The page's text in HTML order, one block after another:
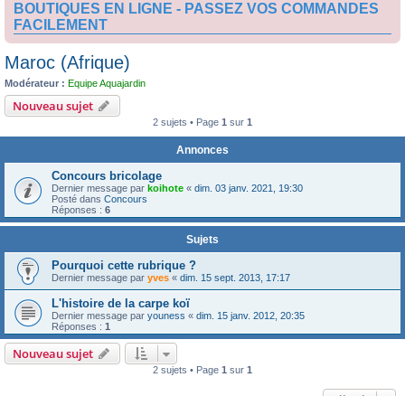
BOUTIQUES EN LIGNE - PASSEZ VOS COMMANDES
FACILEMENT
Maroc (Afrique)
Modérateur : Equipe Aquajardin
Nouveau sujet
2 sujets • Page 1 sur 1
Annonces
Concours bricolage
Dernier message par koihote « dim. 03 janv. 2021, 19:30
Posté dans Concours
Réponses : 6
Sujets
Pourquoi cette rubrique ?
Dernier message par yves « dim. 15 sept. 2013, 17:17
L'histoire de la carpe koï
Dernier message par youness « dim. 15 janv. 2012, 20:35
Réponses : 1
Nouveau sujet
2 sujets • Page 1 sur 1